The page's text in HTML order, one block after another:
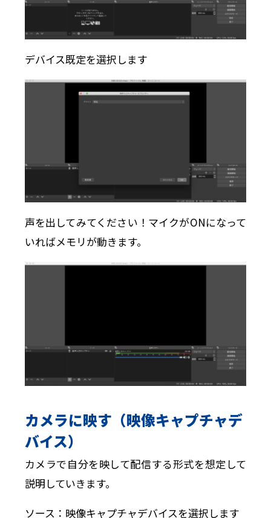
デバイス既定を選択します
声を出してみてください！マイクがONになって
いればメモリが動きます。
カメラに映す（映像キャプチャデ
バイス）
カメラで自分を映して配信する形式を想定して
説明していきます。
ソース：映像キャプチャデバイスを選択します